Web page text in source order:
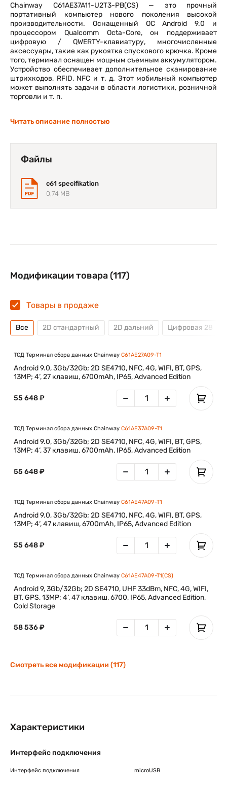
Chainway C61AE37A11-U2T3-PB(CS) — это прочный
портативный компьютер нового поколения высокой
производительности. Оснащенный ОС Android 9.0 и
процессором Qualcomm Octa-Core, он поддерживает
цифровую / QWERTY-клавиатуру, многочисленные
аксессуары, такие как рукоятка спускового крючка. Кроме
того, терминал оснащен мощным съемным аккумулятором.
Устройство обеспечивает дополнительное сканирование
штрихкодов, RFID, NFC и т. д. Этот мобильный компьютер
может выполнять задачи в области логистики, розничной
торговли и т. п.
Читать описание полностью
Файлы
c61 specifikation
0,74 MB
Модификации товара (117)
Товары в продаже
Все 2D стандартный 2D дальний Цифровая 28
ТСД Терминал сбора данных Chainway C61AE27A09-T1
Android 9.0, 3Gb/32Gb; 2D SE4710, NFC, 4G, WIFI, BT, GPS,
13MP; 4‘, 27 клавиш, 6700mAh, IP65, Advanced Edition
55 648 ₽
ТСД Терминал сбора данных Chainway C61AE37A09-T1
Android 9.0, 3Gb/32Gb; 2D SE4710, NFC, 4G, WIFI, BT, GPS,
13MP; 4‘, 37 клавиш, 6700mAh, IP65, Advanced Edition
55 648 ₽
ТСД Терминал сбора данных Chainway C61AE47A09-T1
Android 9.0, 3Gb/32Gb; 2D SE4710, NFC, 4G, WIFI, BT, GPS,
13MP; 4‘, 47 клавиш, 6700mAh, IP65, Advanced Edition
55 648 ₽
ТСД Терминал сбора данных Chainway C61AE47A09-T1(CS)
Android 9, 3Gb/32Gb; 2D SE4710, UHF 33dBm, NFC, 4G, WIFI,
BT, GPS, 13MP; 4‘, 47 клавиш, 6700, IP65, Advanced Edition,
Cold Storage
58 536 ₽
Смотреть все модификации (117)
Характеристики
Интерфейс подключения
Интерфейс подключения microUSB